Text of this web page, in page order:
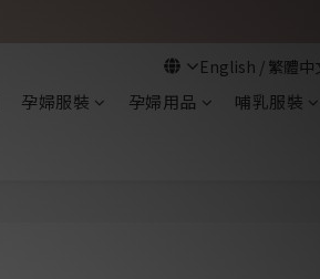
孕婦服裝 孕婦用品
哺乳服裝